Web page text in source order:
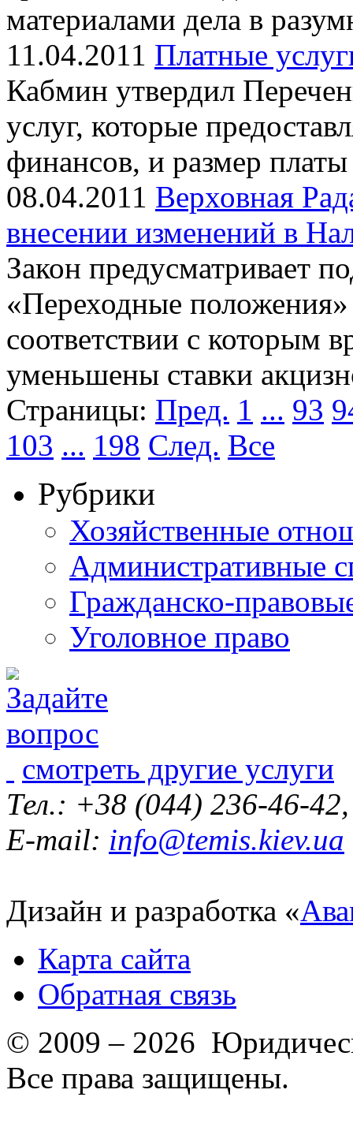
материалами дела в
11.04.2011 Платные
Кабмин утвердил
услуг, которые
финансов, и размер платы
08.04.2011 Верховная
внесении изменений в
Закон предусматривает
«Переходные
соответствии с которым
уменьшены ставки
Страницы: Пред. 1 ... 93
103 ... 198 След. Все
Рубрики
Хозяйственные
Административные
Гражданско-
Уголовное право
смотреть другие услуги
Тел.: +38 (044) 236-46-
E-mail: info@temis.kiev.ua
Дизайн и разработка «
Карта сайта
Обратная связь
© 2009 – 2026
Все права защищены.